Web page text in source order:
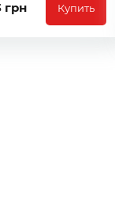
грн Купить